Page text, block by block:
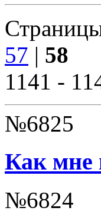
57 | 58
1141 -
№6825
Как мне
№6824